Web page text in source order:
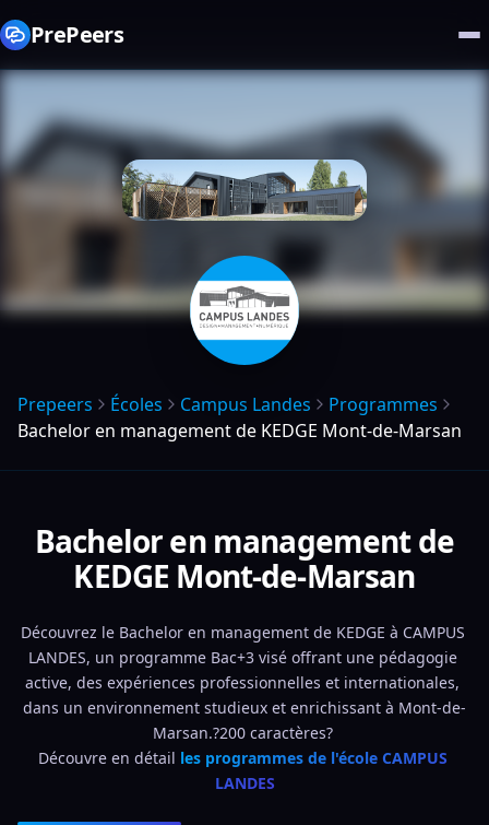
PrePeers
Prepeers Écoles Campus Landes
Programmes
Bachelor en management de KEDGE Mont-de-Marsan
Bachelor en management de
KEDGE Mont-de-Marsan
Découvrez le Bachelor en management de KEDGE à CAMPUS
LANDES, un programme Bac+3 visé offrant une pédagogie
active, des expériences professionnelles et internationales,
dans un environnement studieux et enrichissant à Mont-de-
Marsan.?200 caractères?
Découvre en détail les programmes de l'école CAMPUS
LANDES